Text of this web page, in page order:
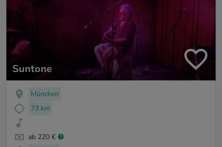
Suntone
München
73 km
ab 220 €